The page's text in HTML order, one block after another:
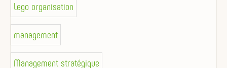
Lego organisation
management
Management stratégique